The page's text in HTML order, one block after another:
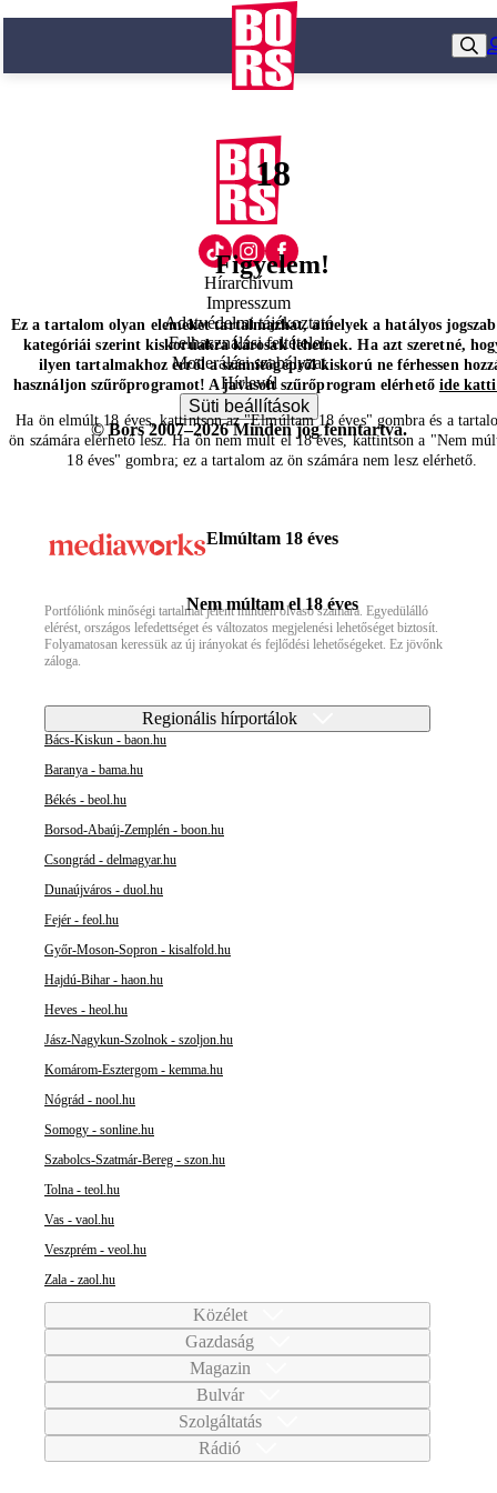
18
Figyelem!
Ez a tartalom olyan elemeket tartalmazhat, amelyek a hatályos
kategóriái szerint kiskorúakra károsak lehetnek. Ha azt szeretné,
ilyen tartalmakhoz erről a számítógépről kiskorú ne férhessen
használjon szűrőprogramot! A javasolt szűrőprogram elérhető ide
Ha ön elmúlt 18 éves, kattintson az "Elmúltam 18 éves" gombra és a
ön számára elérhető lesz. Ha ön nem múlt el 18 éves, kattintson a "Nem
18 éves" gombra; ez a tartalom az ön számára nem lesz elérhető.
Elmúltam 18 éves
Nem múltam el 18 éves
Hírarchívum
Impresszum
Adatvédelmi tájékoztató
Felhasználási feltételek
Moderálási szabályzat
Hírlevél
Süti beállítások
© Bors 2007–2026 Minden jog fenntartva.
Portfóliónk minőségi tartalmat jelent minden olvasó számára. Egyedülálló
elérést, országos lefedettséget és változatos megjelenési lehetőséget biztosít.
Folyamatosan keressük az új irányokat és fejlődési lehetőségeket. Ez jövőnk
záloga.
Regionális hírportálok
Bács-Kiskun - baon.hu
Baranya - bama.hu
Békés - beol.hu
Borsod-Abaúj-Zemplén - boon.hu
Csongrád - delmagyar.hu
Dunaújváros - duol.hu
Fejér - feol.hu
Győr-Moson-Sopron - kisalfold.hu
Hajdú-Bihar - haon.hu
Heves - heol.hu
Jász-Nagykun-Szolnok - szoljon.hu
Komárom-Esztergom - kemma.hu
Nógrád - nool.hu
Somogy - sonline.hu
Szabolcs-Szatmár-Bereg - szon.hu
Tolna - teol.hu
Vas - vaol.hu
Veszprém - veol.hu
Zala - zaol.hu
Közélet
Gazdaság
Magazin
Bulvár
Szolgáltatás
Rádió